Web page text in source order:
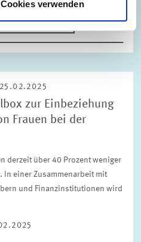
verwenden
zur Einbeziehung
Frauen bei der
derzeit über 40 Prozent weniger
In einer Zusammenarbeit mit
und Finanzinstitutionen wird